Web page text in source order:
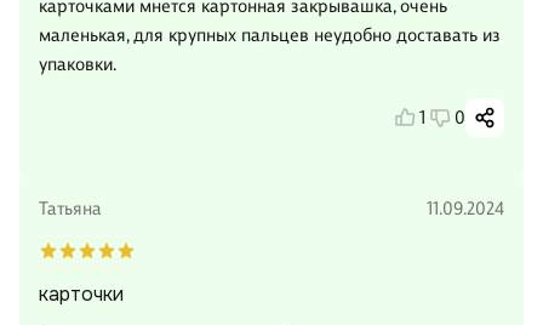
карточками мнется картонная закрывашка, очень
маленькая, для крупных пальцев неудобно доставать из
упаковки.
1 0
Татьяна 11.09.2024
карточки